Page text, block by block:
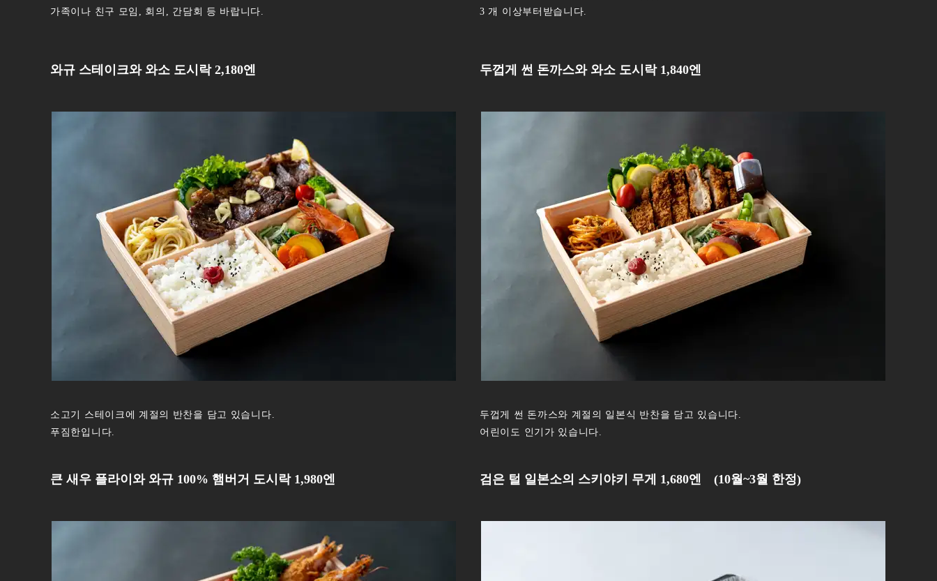
가족이나 친구 모임, 회의, 간담회 등 바랍니다.
3 개 이상부터받습니다.
와규 스테이크와 와소 도시락 2,180엔
소고기 스테이크에 계절의 반찬을 담고 있습니다.
푸짐한입니다.
두껍게 썬 돈까스와 와소 도시락 1,840엔
두껍게 썬 돈까스와 계절의 일본식 반찬을 담고 있습니다.
어린이도 인기가 있습니다.
큰 새우 플라이와 와규 100% 햄버거 도시락 1,980엔 검은 털 일본소의 스키야키 무게 1,680엔 (10월~3월 한정)